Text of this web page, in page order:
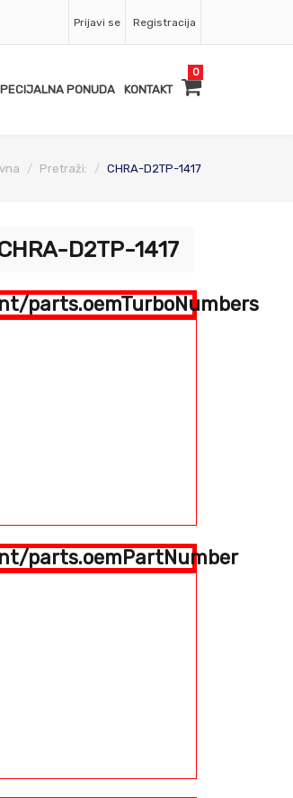
Prijavi se Registracija
PONUDA KONTAKT
0
Pretraži: CHRA-D2TP-1417
D2TP-1417
parts.oemTurboNumbers
parts.oemPartNumber